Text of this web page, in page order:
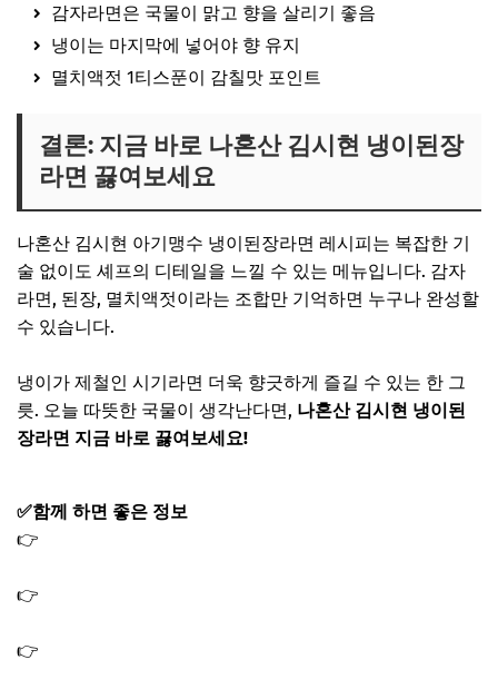
감자라면은 국물이 맑고 향을 살리기 좋음
냉이는 마지막에 넣어야 향 유지
멸치액젓 1티스푼이 감칠맛 포인트
결론: 지금 바로 나혼산 김시현 냉이된장
라면 끓여보세요
나혼산 김시현 아기맹수 냉이된장라면 레시피는 복잡한 기
술 없이도 셰프의 디테일을 느낄 수 있는 메뉴입니다. 감자
라면, 된장, 멸치액젓이라는 조합만 기억하면 누구나 완성할
수 있습니다.
냉이가 제철인 시기라면 더욱 향긋하게 즐길 수 있는 한 그
릇. 오늘 따뜻한 국물이 생각난다면, 나혼산 김시현 냉이된
장라면 지금 바로 끓여보세요!
✅함께 하면 좋은 정보
👉
👉
👉